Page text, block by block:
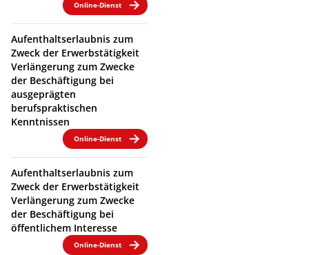
Online-Dienst
Aufenthaltserlaubnis zum
Zweck der Erwerbstätigkeit
Verlängerung zum Zwecke
der Beschäftigung bei
ausgeprägten
berufspraktischen
Kenntnissen
Online-Dienst
Aufenthaltserlaubnis zum
Zweck der Erwerbstätigkeit
Verlängerung zum Zwecke
der Beschäftigung bei
öffentlichem Interesse
Online-Dienst